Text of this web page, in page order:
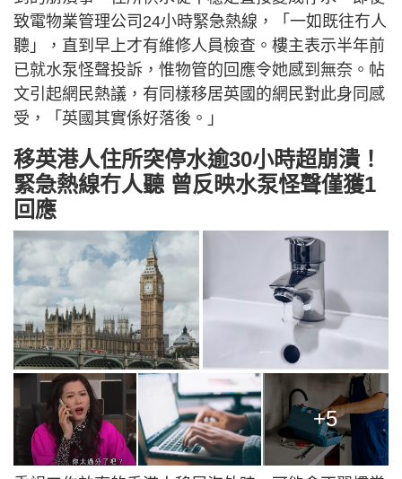
致電物業管理公司24小時緊急熱線，「一如既往冇人
聽」，直到早上才有維修人員檢查。樓主表示半年前
已就水泵怪聲投訴，惟物管的回應令她感到無奈。帖
文引起網民熱議，有同樣移居英國的網民對此身同感
受，「英國其實係好落後。」
移英港人住所突停水逾30小時超崩潰！
緊急熱線冇人聽 曾反映水泵怪聲僅獲1
回應
+5